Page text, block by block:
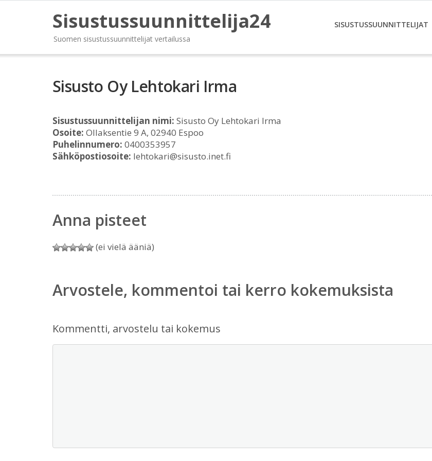
Sisustussuunnittelija24
Suomen sisustussuunnittelijat vertailussa
SISUSTUSSUUNNITTELIJAT
Sisusto Oy Lehtokari Irma
Sisustussuunnittelijan nimi: Sisusto Oy Lehtokari Irma
Osoite: Ollaksentie 9 A, 02940 Espoo
Puhelinnumero: 0400353957
Sähköpostiosoite: lehtokari@sisusto.inet.fi
Anna pisteet
(ei vielä ääniä)
Arvostele, kommentoi tai kerro kokemuksista
Kommentti, arvostelu tai kokemus